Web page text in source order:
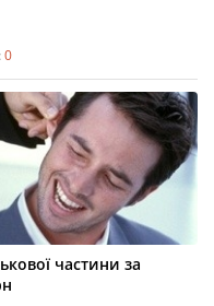
0
частини за